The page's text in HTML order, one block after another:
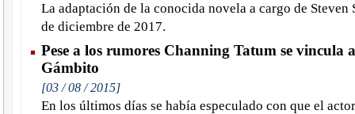
La adaptación de la conocida novela a cargo de
de diciembre de 2017.
Pese a los rumores Channing Tatum se vincula
Gámbito
[03 / 08 / 2015]
En los últimos días se había especulado con que el